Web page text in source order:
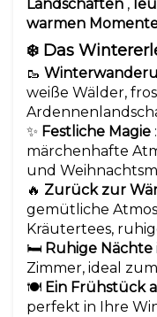
Landschaften ,
warmen
❄️ Das
🥾
weiße Wälder,
✨ Festliche Magie
märchenhafte
und
🔥 Zurück zur
gemütliche
Kräutertees,
🛏️ Ruhige Nächte
Zimmer, ideal
🍽️ Ein Frühstück
perfekt in Ihre